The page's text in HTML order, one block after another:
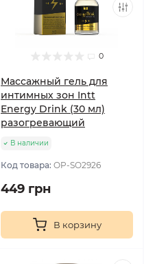
0
Массажный гель для
интимных зон Intt
Energy Drink (30 мл)
разогревающий
В наличии
Код товара: OP-SO2926
449 грн
В корзину